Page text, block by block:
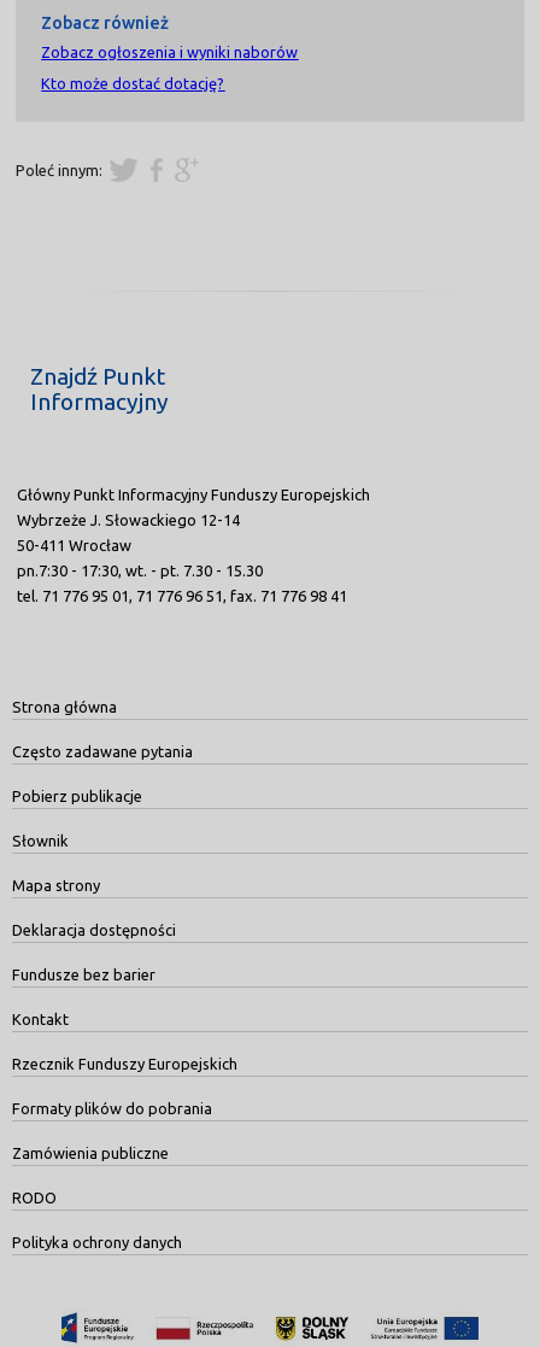
Zobacz również
Zobacz ogłoszenia i wyniki naborów
Kto może dostać dotację?
Poleć innym:
Znajdź Punkt
Informacyjny
Główny Punkt Informacyjny Funduszy Europejskich
Wybrzeże J. Słowackiego 12-14
50-411 Wrocław
pn.7:30 - 17:30, wt. - pt. 7.30 - 15.30
tel. 71 776 95 01, 71 776 96 51, fax. 71 776 98 41
Strona główna
Często zadawane pytania
Pobierz publikacje
Słownik
Mapa strony
Deklaracja dostępności
Fundusze bez barier
Kontakt
Rzecznik Funduszy Europejskich
Formaty plików do pobrania
Zamówienia publiczne
RODO
Polityka ochrony danych